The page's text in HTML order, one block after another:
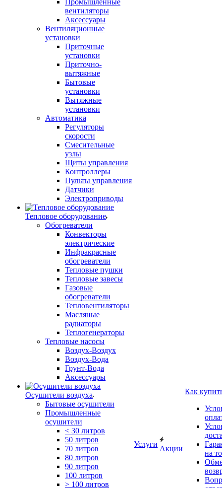
Промышленные
вентиляторы
Аксессуары
Вентиляционные
установки
Приточные
установки
Приточно-
вытяжные
Бытовые
установки
Вытяжные
установки
Автоматика
Регуляторы
скорости
Смесительные
узлы
Щиты управления
Контроллеры
Пульты управления
Датчики
Электроприводы
Тепловое оборудование
Обогреватели
Конвекторы
электрические
Инфракрасные
обогреватели
Тепловые пушки
Тепловые завесы
Газовые
обогреватели
Тепловентиляторы
Масляные
радиаторы
Теплогенераторы
Тепловые насосы
Воздух-Воздух
Воздух-Вода
Грунт-Вода
Аксессуары
Осушители воздуха
Бытовые осушители
Промышленные
осушители
< 30 литров
50 литров
70 литров
80 литров
90 литров
100 литров
> 100 литров
Услуги
Акции
Как
на